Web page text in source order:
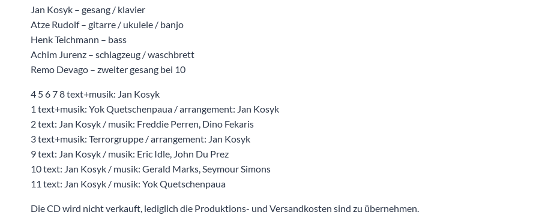
Jan Kosyk – gesang / klavier
Atze Rudolf – gitarre / ukulele / banjo
Henk Teichmann – bass
Achim Jurenz – schlagzeug / waschbrett
Remo Devago – zweiter gesang bei 10
4 5 6 7 8 text+musik: Jan Kosyk
1 text+musik: Yok Quetschenpaua / arrangement: Jan Kosyk
2 text: Jan Kosyk / musik: Freddie Perren, Dino Fekaris
3 text+musik: Terrorgruppe / arrangement: Jan Kosyk
9 text: Jan Kosyk / musik: Eric Idle, John Du Prez
10 text: Jan Kosyk / musik: Gerald Marks, Seymour Simons
11 text: Jan Kosyk / musik: Yok Quetschenpaua
Die CD wird nicht verkauft, lediglich die Produktions- und Versandkosten sind zu übernehmen.